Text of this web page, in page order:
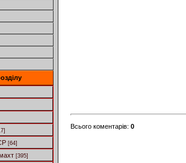
[64]
[395]
Всього коментарів: 0